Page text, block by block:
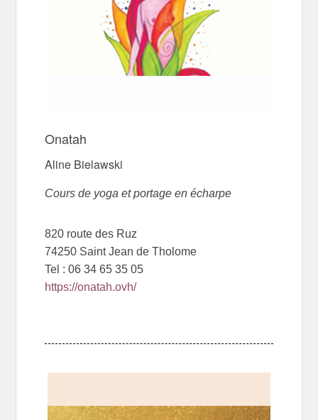
Onatah
Aline Bielawski
Cours de yoga et portage en écharpe
820 route des Ruz
74250 Saint Jean de Tholome
Tel : 06 34 65 35 05
https://onatah.ovh/